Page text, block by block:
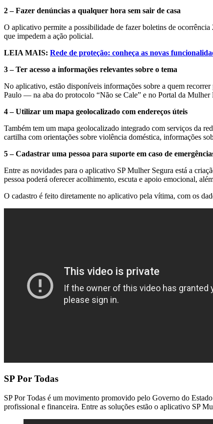
2 – Fazer denúncias a qualquer hora sem sair de casa
O aplicativo permite a possibilidade de fazer boletins de
que impedem a ação policial.
LEIA MAIS: Rede de proteção: conheça as novas
3 – Ter acesso a informações relevantes sobre o tema
No aplicativo, estão disponíveis informações sobre a quem
Paulo — na aba do protocolo “Não se Cale” e no Portal da Mulher
4 – Utilizar um mapa geolocalizado com endereços úteis
Também tem um mapa geolocalizado integrado com serviços da
cartilha com orientações sobre violência doméstica, informações
5 – Cadastrar uma pessoa para suporte em caso de
Entre as novidades para o aplicativo SP Mulher Segura está a
pessoa poderá oferecer acolhimento, escuta e apoio emocional,
O cadastro é feito diretamente no aplicativo pela vítima, com os
SP Por Todas
SP Por Todas é um movimento promovido pelo Governo do
profissional e financeira. Entre as soluções estão o aplicativo SP